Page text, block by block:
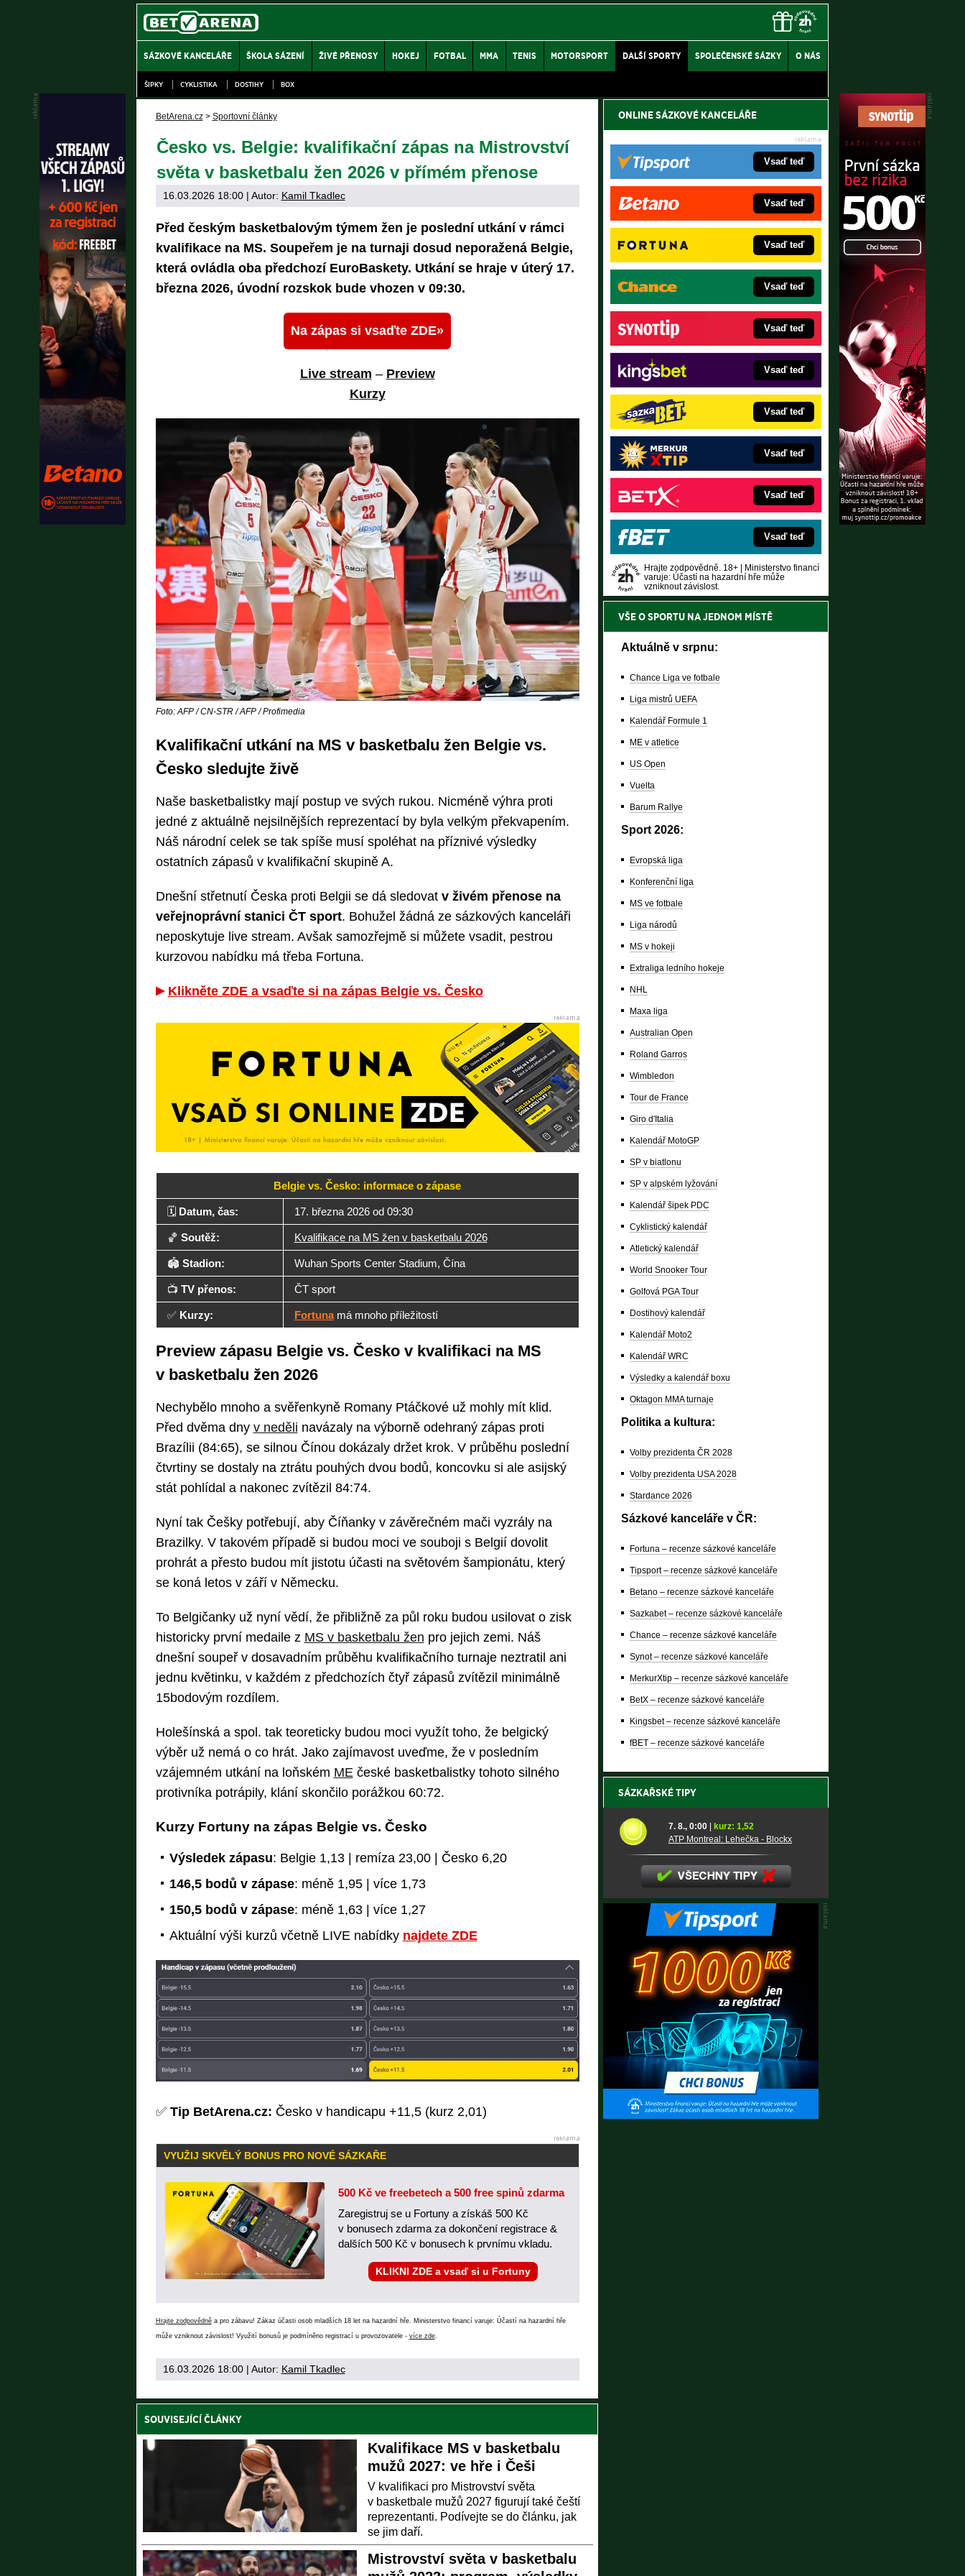
SÁZKOVÉ KANCELÁŘE ŠKOLA SÁZENÍ ŽIVÉ PŘENOSY HOKEJ FOTBAL MMA TENIS MOTORSPORT DALŠÍ SPORTY SPOLEČENSKÉ SÁZKY O NÁS
ŠIPKY CYKLISTIKA DOSTIHY BOX
BetArena.cz > Sportovní články
Česko vs. Belgie: kvalifikační zápas na Mistrovství
světa v basketbalu žen 2026 v přímém přenose
16.03.2026 18:00| Autor: Kamil Tkadlec
Před českým basketbalovým týmem žen je poslední utkání v rámci
kvalifikace na MS. Soupeřem je na turnaji dosud neporažená Belgie,
která ovládla oba předchozí EuroBaskety. Utkání se hraje v úterý 17.
března 2026, úvodní rozskok bude vhozen v 09:30.
Na zápas si vsaďte ZDE
Live stream – Preview
Kurzy
Foto: AFP / CN-STR / AFP / Profimedia
Kvalifikační utkání na MS v basketbalu žen Belgie vs.
Česko sledujte živě
Naše basketbalistky mají postup ve svých rukou. Nicméně výhra proti
jedné z aktuálně nejsilnějších reprezentací by byla velkým překvapením.
Náš národní celek se tak spíše musí spoléhat na příznivé výsledky
ostatních zápasů v kvalifikační skupině A.
Dnešní střetnutí Česka proti Belgii se dá sledovat v živém přenose na
veřejnoprávní stanici ČT sport. Bohužel žádná ze sázkových kanceláři
neposkytuje live stream. Avšak samozřejmě si můžete vsadit, pestrou
kurzovou nabídku má třeba Fortuna.
Klikněte ZDE a vsaďte si na zápas Belgie vs. Česko
Belgie vs. Česko: informace o zápase
🗓️ Datum, čas: 17. března 2026 od 09:30
🏀 Soutěž: Kvalifikace na MS žen v basketbalu 2026
🏟️ Stadion: Wuhan Sports Center Stadium, Čína
📺 TV přenos: ČT sport
✅ Kurzy: Fortunamá mnoho příležitostí
Preview zápasu Belgie vs. Česko v kvalifikaci na MS
v basketbalu žen 2026
Nechybělo mnoho a svěřenkyně Romany Ptáčkové už mohly mít klid.
Před dvěma dny v neděli navázaly na výborně odehraný zápas proti
Brazílii (84:65), se silnou Čínou dokázaly držet krok. V průběhu poslední
čtvrtiny se dostaly na ztrátu pouhých dvou bodů, koncovku si ale asijský
stát pohlídal a nakonec zvítězil 84:74.
Nyní tak Češky potřebují, aby Číňanky v závěrečném mači vyzrály na
Brazilky. V takovém případě si budou moci ve souboji s Belgií dovolit
prohrát a přesto budou mít jistotu účasti na světovém šampionátu, který
se koná letos v září v Německu.
To Belgičanky už nyní vědí, že přibližně za půl roku budou usilovat o zisk
historicky první medaile z MS v basketbalu žen pro jejich zemi. Náš
dnešní soupeř v dosavadním průběhu kvalifikačního turnaje neztratil ani
jednu květinku, v každém z předchozích čtyř zápasů zvítězil minimálně
15bodovým rozdílem.
Holešínská a spol. tak teoreticky budou moci využít toho, že belgický
výběr už nemá o co hrát. Jako zajímavost uveďme, že v posledním
vzájemném utkání na loňském ME české basketbalistky tohoto silného
protivníka potrápily, klání skončilo porážkou 60:72.
Kurzy Fortuny na zápas Belgie vs. Česko
Výsledek zápasu: Belgie 1,13 | remíza 23,00 | Česko 6,20
146,5 bodů v zápase: méně 1,95 | více 1,73
150,5 bodů v zápase: méně 1,63 | více 1,27
Aktuální výši kurzů včetně LIVE nabídky najdete ZDE
✅ Tip BetArena.cz: Česko v handicapu +11,5 (kurz 2,01)
VYUŽIJ SKVĚLÝ BONUS PRO NOVÉ SÁZKAŘE
500 Kč ve freebetech a 500 free spinů zdarma
Zaregistruj se u Fortuny a získáš 500 Kč
v bonusech zdarma za dokončení registrace &
dalších 500 Kč v bonusech k prvnímu vkladu.
KLIKNI ZDE a vsaď si u Fortuny
Hrajte zodpovědněa pro zábavu! Zákaz účasti osob mladších 18 let na hazardní hře. Ministerstvo financí varuje: Účastí na hazardní hře
může vzniknout závislost! Využití bonusů je podmíněno registrací u provozovatele - více zde.
16.03.2026 18:00| Autor: Kamil Tkadlec
SOUVISEJÍCÍ ČLÁNKY
Kvalifikace MS v basketbalu
mužů 2027: ve hře i Češi
V kvalifikaci pro Mistrovství světa
v basketbale mužů 2027 figurují také čeští
reprezentanti. Podívejte se do článku, jak
se jim daří.
Mistrovství světa v basketbalu
ONLINE SÁZKOVÉ KANCELÁŘE
Vsaď teď
Vsaď teď
Vsaď teď
Vsaď teď
Vsaď teď
Vsaď teď
Vsaď teď
Vsaď teď
Vsaď teď
Vsaď teď
Hrajte zodpovědně. 18+ | Ministerstvo financí
varuje: Účastí na hazardní hře může
vzniknout závislost.
VŠE O SPORTU NA JEDNOM MÍSTĚ
Aktuálně v srpnu:
Chance Liga ve fotbale
Liga mistrů UEFA
Kalendář Formule 1
ME v atletice
US Open
Vuelta
Barum Rallye
Sport 2026:
Evropská liga
Konferenční liga
MS ve fotbale
Liga národů
MS v hokeji
Extraliga ledního hokeje
NHL
Maxa liga
Australian Open
Roland Garros
Wimbledon
Tour de France
Giro d'Italia
Kalendář MotoGP
SP v biatlonu
SP v alpském lyžování
Kalendář šipek PDC
Cyklistický kalendář
Atletický kalendář
World Snooker Tour
Golfová PGA Tour
Dostihový kalendář
Kalendář Moto2
Kalendář WRC
Výsledky a kalendář boxu
Oktagon MMA turnaje
Politika a kultura:
Volby prezidenta ČR 2028
Volby prezidenta USA 2028
Stardance 2026
Sázkové kanceláře v ČR:
Fortuna – recenze sázkové kanceláře
Tipsport – recenze sázkové kanceláře
Betano – recenze sázkové kanceláře
Sazkabet – recenze sázkové kanceláře
Chance – recenze sázkové kanceláře
Synot – recenze sázkové kanceláře
MerkurXtip – recenze sázkové kanceláře
BetX – recenze sázkové kanceláře
Kingsbet – recenze sázkové kanceláře
fBET – recenze sázkové kanceláře
SÁZKAŘSKÉ TIPY
7. 8., 0:00
kurz: 1,52
ATP Montreal: Lehečka - Blockx